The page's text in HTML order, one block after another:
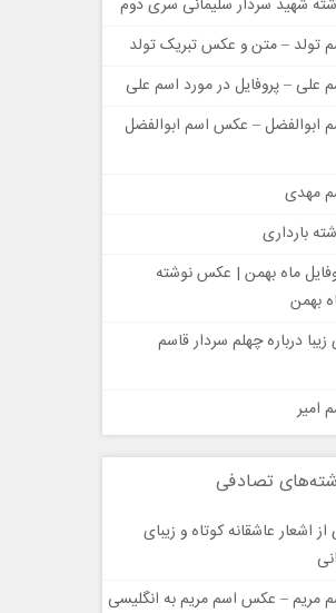
شهید سردار سلیمانی سری دوم
تولد – متن و عکس تبریک تولد
– پروفایل در مورد اسم علی
ابوالفضل – عکس اسم ابوالفضل
مهدی
بارداری
ماه بهمن | عکس نوشته
بهمن
درباره چهلم سردار قاسم
امیر
تصادفی
اشعار عاشقانه کوتاه و زیبای
مریم – عکس اسم مریم به انگلیسی